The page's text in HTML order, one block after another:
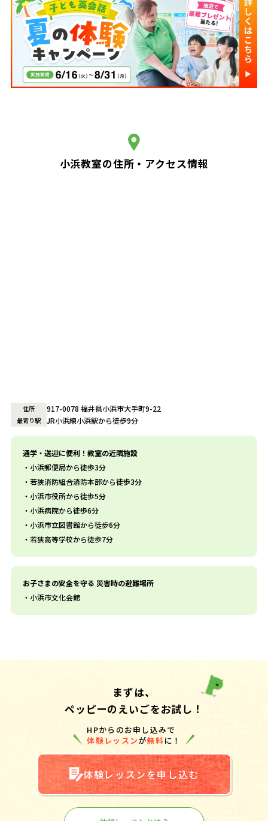
小浜教室の住所・アクセス情報
住所 917-0078 福井県小浜市大手町9-22
最寄り駅 JR小浜線小浜駅から徒歩9分
通学・送迎に便利！教室の近隣施設
小浜郵便局から徒歩3分
若狭消防組合消防本部から徒歩3分
小浜市役所から徒歩5分
小浜病院から徒歩6分
小浜市立図書館から徒歩6分
若狭高等学校から徒歩7分
お子さまの安全を守る 災害時の避難場所
小浜市文化会館
まずは、
ペッピーのえいごをお試し！
HPからのお申し込みで
体験レッスンが無料に！
体験レッスンを申し込む